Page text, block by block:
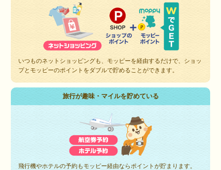
いつものネットショッピングも、モッピーを経由するだけで、ショッ
プとモッピーのポイントをダブルで貯めることができます。
旅行が趣味・マイルを貯めている
飛行機やホテルの予約もモッピー経由ならポイントが貯まります。